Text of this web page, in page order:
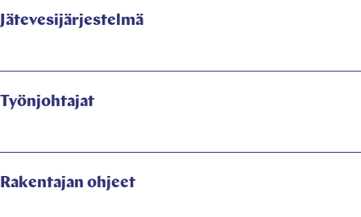
Jätevesijärjestelmä
Työnjohtajat
Rakentajan ohjeet